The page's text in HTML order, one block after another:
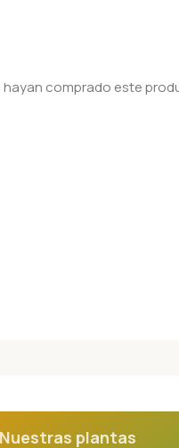
comprado este
Nuestras plantas